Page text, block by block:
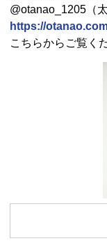
@otanao_1205（
https://
こちらからご覧く